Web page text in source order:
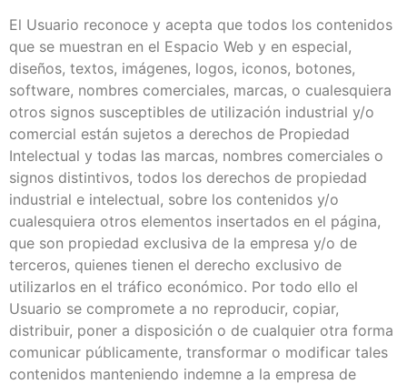
El Usuario reconoce y acepta que todos los contenidos
que se muestran en el Espacio Web y en especial,
diseños, textos, imágenes, logos, iconos, botones,
software, nombres comerciales, marcas, o cualesquiera
otros signos susceptibles de utilización industrial y/o
comercial están sujetos a derechos de Propiedad
Intelectual y todas las marcas, nombres comerciales o
signos distintivos, todos los derechos de propiedad
industrial e intelectual, sobre los contenidos y/o
cualesquiera otros elementos insertados en el página,
que son propiedad exclusiva de la empresa y/o de
terceros, quienes tienen el derecho exclusivo de
utilizarlos en el tráfico económico. Por todo ello el
Usuario se compromete a no reproducir, copiar,
distribuir, poner a disposición o de cualquier otra forma
comunicar públicamente, transformar o modificar tales
contenidos manteniendo indemne a la empresa de